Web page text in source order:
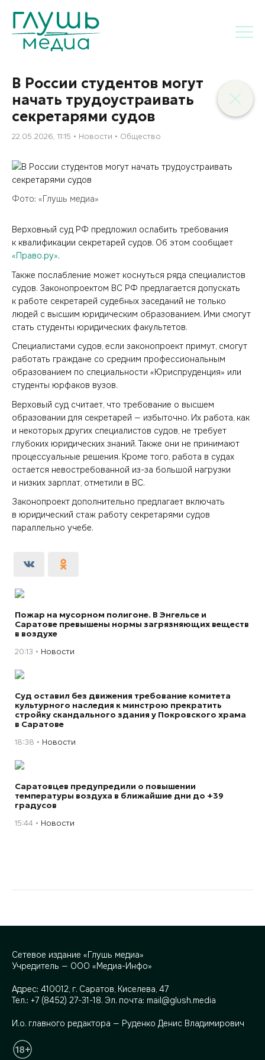
В России студентов могут
начать трудоустраивать
секретарями судов
22.05.2026, 11:15 Новости Общество
Фото: «Глушь медиа»
Верховный суд РФ предложил ослабить требования
к квалификации секретарей судов. Об этом сообщает
«Право.ру».
Также послабление может коснуться ряда специалистов
судов. Законопроектом ВС РФ предлагается допускать
к работе секретарей судебных заседаний не только
людей с высшим юридическим образованием. Ими смогут
стать студенты юридических факультетов.
Специалистами судов, если законопроект примут, смогут
работать граждане со средним профессиональным
образованием по специальности «Юриспруденция» или
студенты юрфаков вузов.
Верховый суд считает, что требование о высшем
образовании для секретарей — избыточно. Их работа, как
и некоторых других специалистов судов, не требует
глубоких юридических знаний. Также они не принимают
процессуальные решения. Кроме того, работа в судах
остается невостребованной из-за большой нагрузки
и низких зарплат, отметили в ВС.
Законопроект дополнительно предлагает включать
в юридический стаж работу секретарями судов
параллельно учебе.
Пожар на мусорном полигоне. В Энгельсе и
Саратове превышены нормы загрязняющих веществ
в воздухе
20:13 Новости
Суд оставил без движения требование комитета
культурного наследия к минстрою прекратить
стройку скандального здания у Покровского храма
в Саратове
18:38 Новости
Саратовцев предупредили о повышении
температуры воздуха в ближайшие дни до +39
градусов
15:44 Новости
Сетевое издание «Глушь медиа»
Учредитель — ООО «Медиа-Инфо»
Адрес: 410012, г. Саратов, Киселева, 47
Тел.: +7 (8452) 27-31-18. Эл. почта: mail@glush.media
И.о. главного редактора — Руденко Денис Владимирович